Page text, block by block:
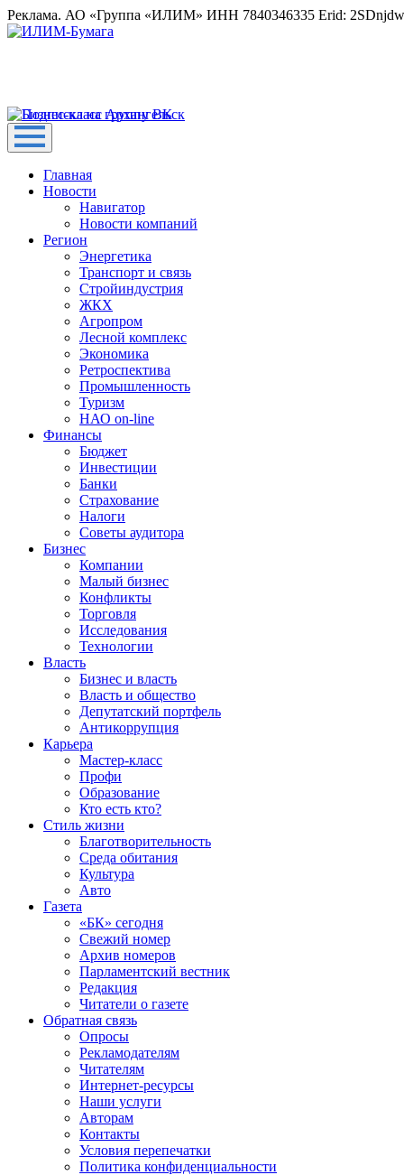
Реклама. АО «Группа «ИЛИМ» ИНН 7840346335 Erid:
Главная
Новости
Навигатор
Новости компаний
Регион
Энергетика
Транспорт и связь
Стройиндустрия
ЖКХ
Агропром
Лесной комплекс
Экономика
Ретроспектива
Промышленность
Туризм
НАО on-line
Финансы
Бюджет
Инвестиции
Банки
Страхование
Налоги
Советы аудитора
Бизнес
Компании
Малый бизнес
Конфликты
Торговля
Исследования
Технологии
Власть
Бизнес и власть
Власть и общество
Депутатский портфель
Антикоррупция
Карьера
Мастер-класс
Профи
Образование
Кто есть кто?
Стиль жизни
Благотворительность
Среда обитания
Культура
Авто
Газета
«БК» сегодня
Свежий номер
Архив номеров
Парламентский вестник
Редакция
Читатели о газете
Обратная связь
Опросы
Рекламодателям
Читателям
Интернет-ресурсы
Наши услуги
Авторам
Контакты
Условия перепечатки
Политика конфиденциальности